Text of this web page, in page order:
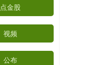
点金股
视频
公布